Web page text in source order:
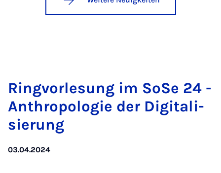
Ring­vor­le­sung im So­Se 24 -
An­thro­po­lo­gie der Di­gi­ta­li­
sie­rung
03.04.2024